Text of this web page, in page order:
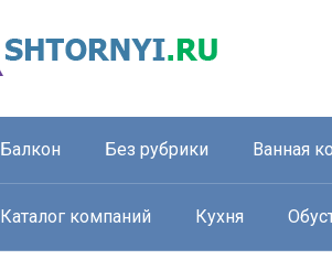
Балкон Без рубрики Ванная
Каталог компаний Кухня